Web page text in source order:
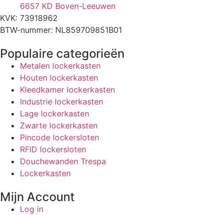
6657 KD Boven-Leeuwen
KVK: 73918962
BTW-nummer: NL859709851B01
Populaire categorieën
Metalen lockerkasten
Houten lockerkasten
Kleedkamer lockerkasten
Industrie lockerkasten
Lage lockerkasten
Zwarte lockerkasten
Pincode lockersloten
RFID lockersloten
Douchewanden Trespa
Lockerkasten
Mijn Account
Log in